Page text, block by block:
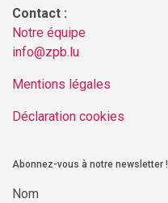
Contact :
Notre équipe
info@zpb.lu
Mentions légales
Déclaration cookies
Abonnez-vous à notre newsletter !
Nom